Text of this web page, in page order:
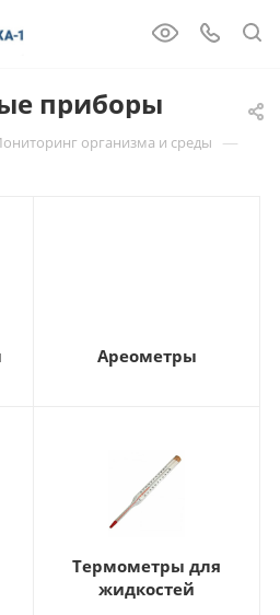
приборы
организма и среды —
Ареометры
Термометры для
жидкостей